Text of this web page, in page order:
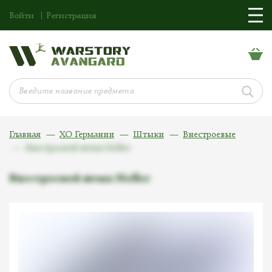
Войти Регистрация
Главная ХО Германии Штыки
Внестроевые
Внестроевой штык Holler